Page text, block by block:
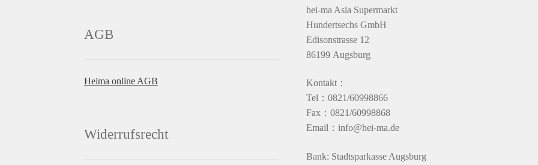
AGB
Heima online AGB
Widerrufsrecht
hei-ma Asia Supermarkt
Hundertsechs GmbH
Edisonstrasse 12
86199 Augsburg
Kontakt：
Tel：0821/60998866
Fax：0821/60998868
Email：info@hei-ma.de
Bank: Stadtsparkasse Augsburg